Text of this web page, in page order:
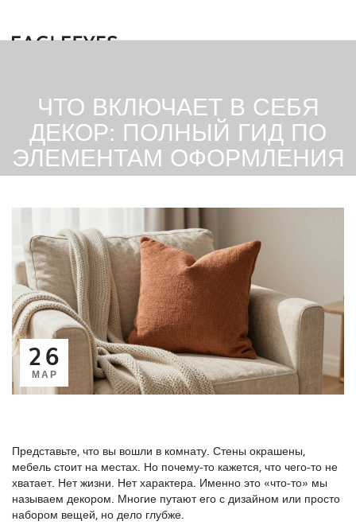
ЧТО ВКЛЮЧАЕТ В СЕБЯ
ДЕКОР: ПОЛНЫЙ ГИД ПО
ЭЛЕМЕНТАМ ОФОРМЛЕНИЯ
26
МАР
Представьте, что вы вошли в комнату. Стены окрашены,
мебель стоит на местах. Но почему-то кажется, что чего-то не
хватает. Нет жизни. Нет характера. Именно это «что-то» мы
называем декором. Многие путают его с дизайном или просто
набором вещей, но дело глубже.